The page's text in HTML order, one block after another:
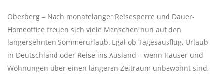
Oberberg – Nach monatelanger Reisesperre und Dauer-
Homeoffice freuen sich viele Menschen nun auf den
langersehnten Sommerurlaub. Egal ob Tagesausflug, Urlaub
in Deutschland oder Reise ins Ausland – wenn Häuser und
Wohnungen über einen längeren Zeitraum unbewohnt sind,